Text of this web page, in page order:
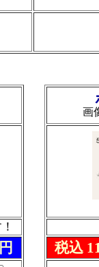
画
税込